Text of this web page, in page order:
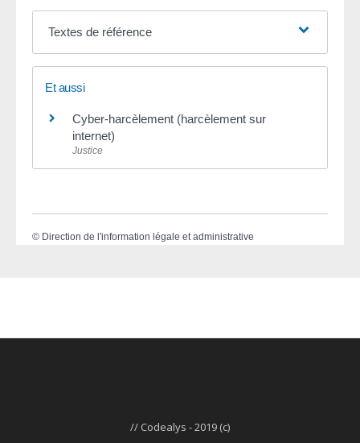
Textes de référence
Et aussi
Cyber-harcèlement (harcèlement sur
internet)
Justice
© Direction de l'information légale et administrative
// Codealys - 2019 (c)